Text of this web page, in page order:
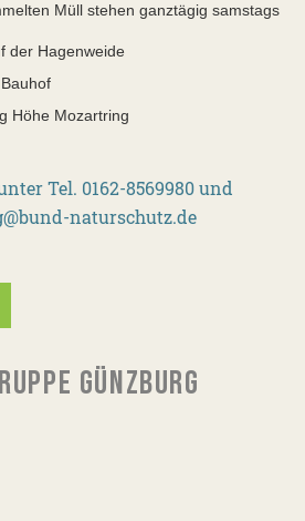
Müll stehen ganztägig samstags
der Hagenweide
Höhe Mozartring
Tel. 0162-8569980 und
naturschutz.de
GÜNZBURG